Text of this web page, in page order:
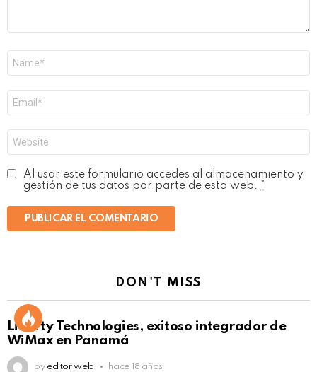
electrónico
*
Al usar este formulario accedes al almacenamiento y
gestión de tus datos por parte de esta web.
DON'T MISS
Liberty Technologies, exitoso integrador de
WiMax en Panamá
by editor web hace 18 años